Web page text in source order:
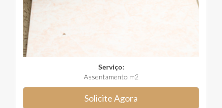
Serviço:
Assentamento m2
Solicite Agora